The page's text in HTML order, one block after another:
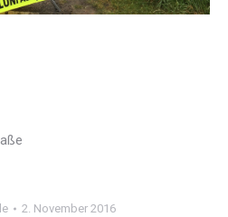
2. November 2016